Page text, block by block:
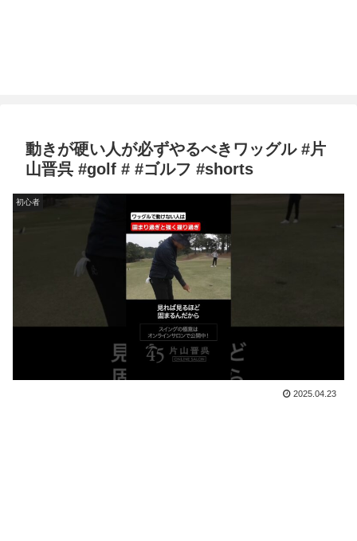
動きが硬い人が必ずやるべきワッグル #片
山晋呉 #golf # #ゴルフ #shorts
初心者
2025.04.23